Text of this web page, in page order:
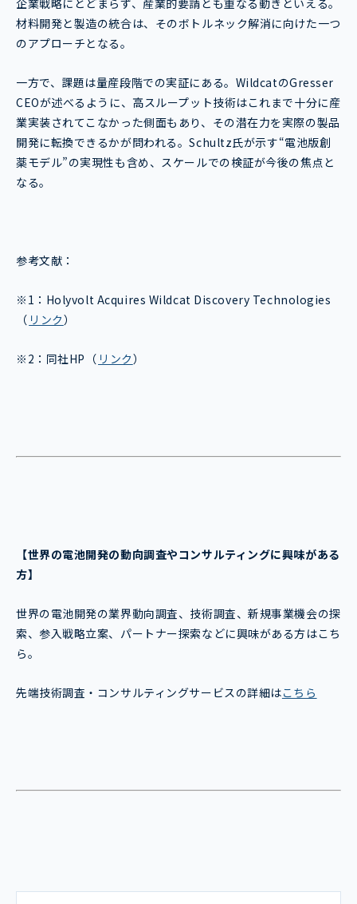
企業戦略にとどまらず、産業的要請とも重なる動きといえる。
材料開発と製造の統合は、そのボトルネック解消に向けた一つ
のアプローチとなる。
一方で、課題は量産段階での実証にある。WildcatのGresser
CEOが述べるように、高スループット技術はこれまで十分に産
業実装されてこなかった側面もあり、その潜在力を実際の製品
開発に転換できるかが問われる。Schultz氏が示す“電池版創
薬モデル”の実現性も含め、スケールでの検証が今後の焦点と
なる。
参考文献：
※1：Holyvolt Acquires Wildcat Discovery Technologies
（ リンク）
※2：同社HP（ リンク）
【世界の電池開発の動向調査やコンサルティングに興味がある
方】
世界の電池開発の業界動向調査、技術調査、新規事業機会の探
索、参入戦略立案、パートナー探索などに興味がある方はこち
ら。
先端技術調査・コンサルティングサービスの詳細はこちら